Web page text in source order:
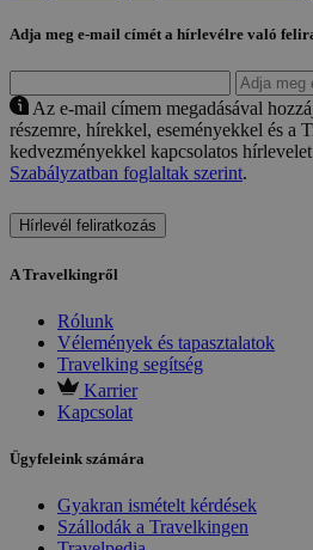
Adja meg e-mail címét a hírlevélre való
Az e-mail címem megadásával
részemre, hírekkel, eseményekkel és a
kedvezményekkel kapcsolatos
Szabályzatban foglaltak szerint.
Hírlevél feliratkozás
A Travelkingről
Rólunk
Vélemények és tapasztalatok
Travelking segítség
Karrier
Kapcsolat
Ügyfeleink számára
Gyakran ismételt kérdések
Szállodák a Travelkingen